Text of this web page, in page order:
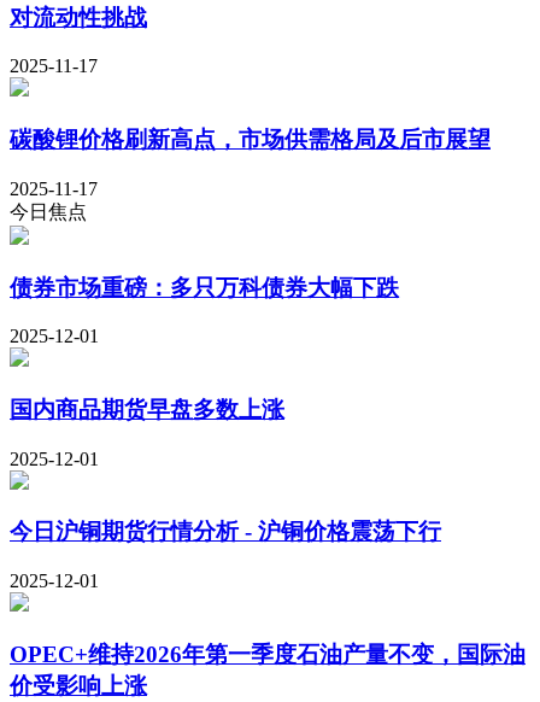
对流动性挑战
2025-11-17
碳酸锂价格刷新高点，市场供需格局及后市展望
2025-11-17
今日焦点
债券市场重磅：多只万科债券大幅下跌
2025-12-01
国内商品期货早盘多数上涨
2025-12-01
今日沪铜期货行情分析 - 沪铜价格震荡下行
2025-12-01
OPEC+维持2026年第一季度石油产量不变，国际油
价受影响上涨